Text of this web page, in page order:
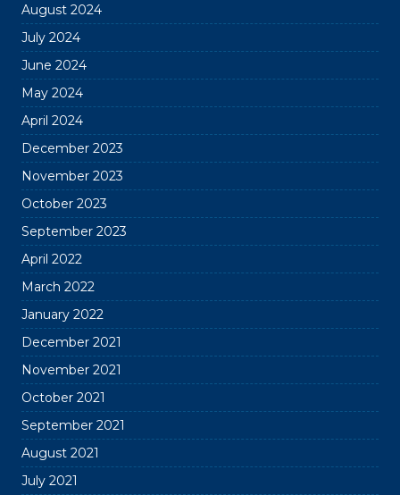
August 2024
July 2024
June 2024
May 2024
April 2024
December 2023
November 2023
October 2023
September 2023
April 2022
March 2022
January 2022
December 2021
November 2021
October 2021
September 2021
August 2021
July 2021